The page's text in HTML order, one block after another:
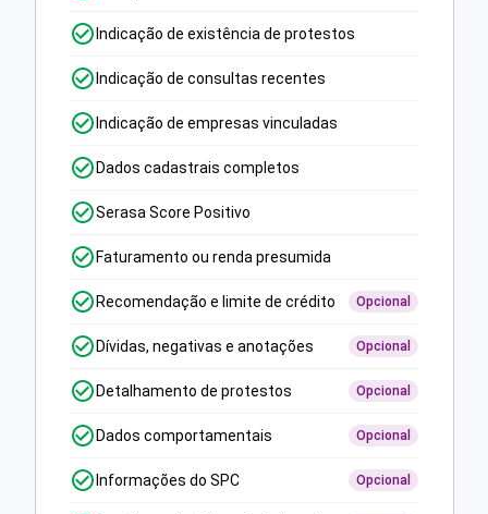
Indicação de existência de protestos
Indicação de consultas recentes
Indicação de empresas vinculadas
Dados cadastrais completos
Serasa Score Positivo
Faturamento ou renda presumida
Recomendação e limite de crédito Opcional
Dívidas, negativas e anotações Opcional
Detalhamento de protestos Opcional
Dados comportamentais Opcional
Informações do SPC Opcional